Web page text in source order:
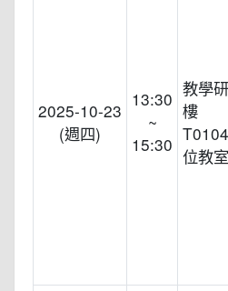
2025-10-23
(週四)
13:30
~
15:30
教學
樓
位教室